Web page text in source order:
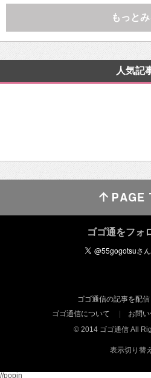
もっと
人気記
ゴゴ通をフォ
ゴゴ通信の記事を配
ゴゴ通信について
お問
© 2014 ゴゴ通信 All
表示切り替
//popin